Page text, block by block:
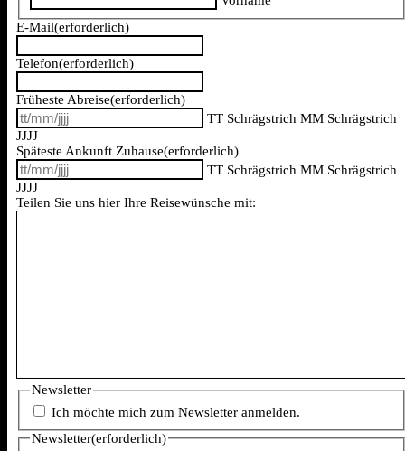
E-Mail(erforderlich)
Telefon(erforderlich)
Früheste Abreise(erforderlich)
TT Schrägstrich MM Schrägstrich
JJJJ
Späteste Ankunft Zuhause(erforderlich)
TT Schrägstrich MM Schrägstrich
JJJJ
Teilen Sie uns hier Ihre Reisewünsche mit:
Newsletter
Ich möchte mich zum Newsletter anmelden.
Newsletter(erforderlich)